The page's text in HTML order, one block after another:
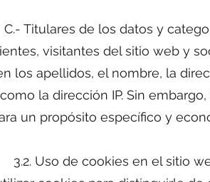
C.- Titulares de los datos y
visitantes del sitio web y
los apellidos, el nombre, la
la dirección IP. Sin
un propósito específico y
3.2. Uso de cookies en el sitio